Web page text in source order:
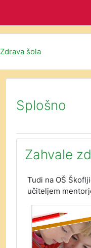
Zdrava šola
Oris teme
Splošno
Zahvale
Tudi na OŠ
učiteljem